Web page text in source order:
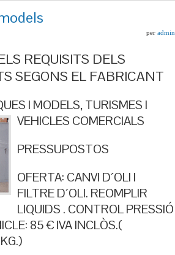
per admin
REQUISITS DELS
SEGONS EL FABRICANT
I MODELS, TURISMES I
VEHICLES COMERCIALS
PRESSUPOSTOS
OFERTA: CANVI D´OLI I
FILTRE D´OLI. REOMPLIR
LIQUIDS . CONTROL PRESSIÓ
85 € IVA INCLÒS.(